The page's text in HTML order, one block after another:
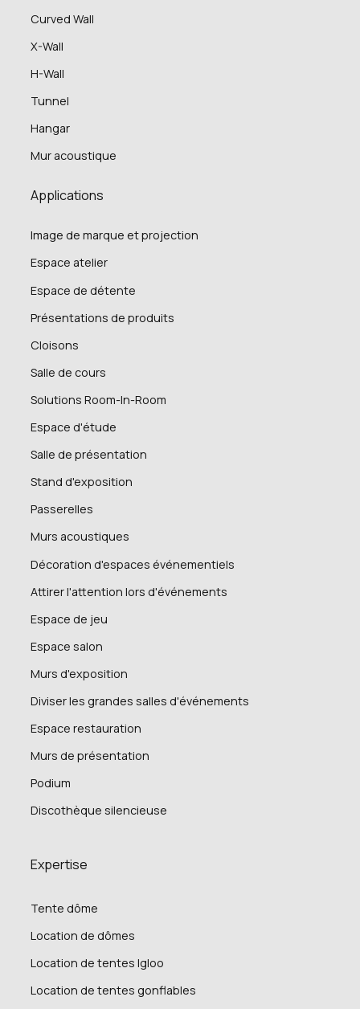
Curved Wall
X-Wall
H-Wall
Tunnel
Hangar
Mur acoustique
Expertise
Tente dôme
Location de dômes
Location de tentes Igloo
Location de tentes gonflables
Applications
Image de marque et projection
Espace atelier
Espace de détente
Présentations de produits
Cloisons
Salle de cours
Solutions Room-In-Room
Espace d'étude
Salle de présentation
Stand d'exposition
Passerelles
Murs acoustiques
Décoration d'espaces événementiels
Attirer l'attention lors d'événements
Espace de jeu
Espace salon
Murs d'exposition
Diviser les grandes salles d'événements
Espace restauration
Murs de présentation
Podium
Discothèque silencieuse